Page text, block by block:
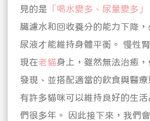
見的是 「喝水變多、尿量變多」
臟濾水和回收養分的能力下降
尿液才能維持身體平衡。
慢性
現在老貓身上，雖然無法治癒
發現、並搭配適當的飲食與醫
有許多貓咪可以維持良好的生
們很多年。
因此接下來，我們